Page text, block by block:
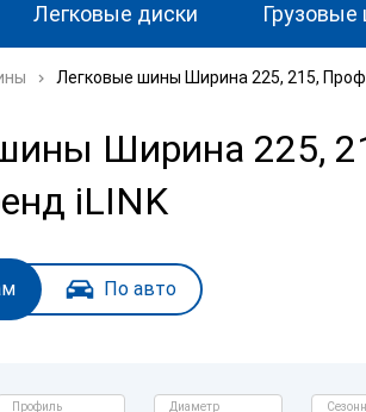
Легковые диски
Легковые шины Ширина 225, 215,
Ширина 225,
iLINK
По авто
Профиль Диаметр